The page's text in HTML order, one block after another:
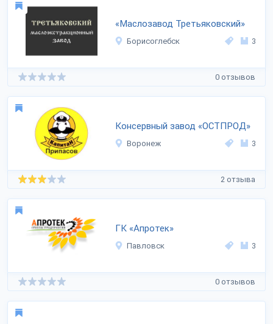
«Маслозавод Третьяковский»
Борисоглебск 3
0 отзывов
Консервный завод «ОСТПРОД»
Воронеж 3
2 отзыва
ГК «Апротек»
Павловск 3
0 отзывов